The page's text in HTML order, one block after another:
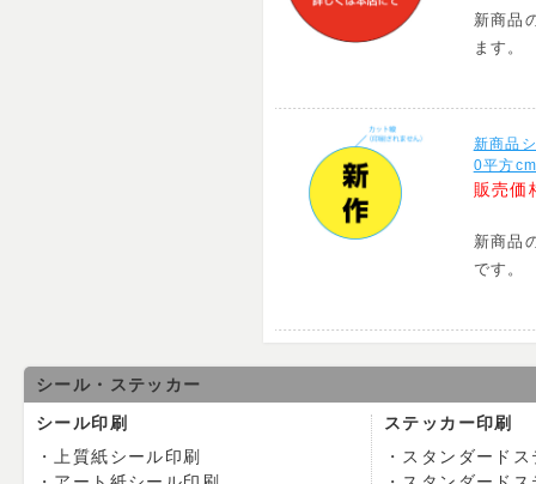
新商品
ます。
新商品
0平方
販売価
新商品
です。
シール・ステッカー
シール印刷
上質紙シール印刷
ステッカー印刷
スタンダード